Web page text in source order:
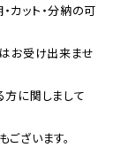
カット・分納の可
お受け出来ませ
方に関しまして
ざいます。